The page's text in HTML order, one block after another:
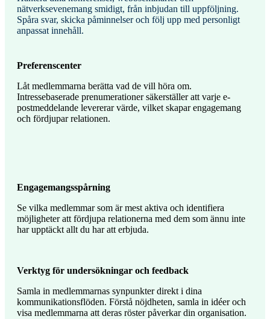
nätverksevenemang smidigt, från inbjudan till uppföljning.
Spåra svar, skicka påminnelser och följ upp med personligt
anpassat innehåll.
Preferenscenter
Låt medlemmarna berätta vad de vill höra om.
Intressebaserade prenumerationer säkerställer att varje e-
postmeddelande levererar värde, vilket skapar engagemang
och fördjupar relationen.
Engagemangsspårning
Se vilka medlemmar som är mest aktiva och identifiera
möjligheter att fördjupa relationerna med dem som ännu inte
har upptäckt allt du har att erbjuda.
Verktyg för undersökningar och feedback
Samla in medlemmarnas synpunkter direkt i dina
kommunikationsflöden. Förstå nöjdheten, samla in idéer och
visa medlemmarna att deras röster påverkar din organisation.